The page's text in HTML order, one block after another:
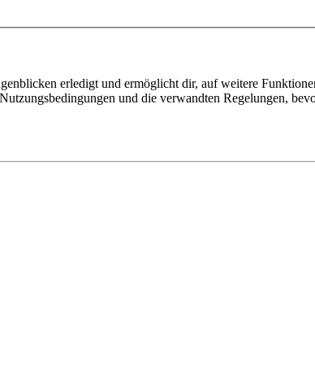
erledigt und ermöglicht dir, auf weitere
und die verwandten Regelungen,